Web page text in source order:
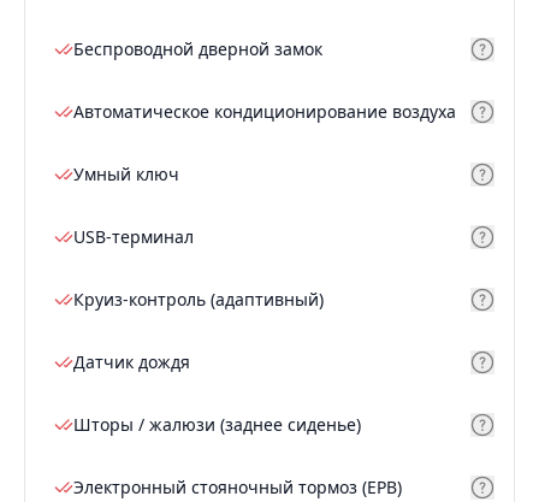
Беспроводной дверной замок
Автоматическое кондиционирование воздуха
Умный ключ
USB-терминал
Круиз-контроль (адаптивный)
Датчик дождя
Шторы / жалюзи (заднее сиденье)
Электронный стояночный тормоз (EPB)